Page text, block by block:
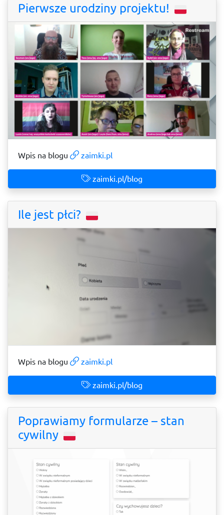
Pierwsze urodziny projektu!
Wpis na blogu zaimki.pl
zaimki.pl/blog
Ile jest płci?
Wpis na blogu zaimki.pl
zaimki.pl/blog
Poprawiamy formularze – stan
cywilny